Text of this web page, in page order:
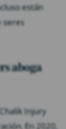
están
seres
aboga
Injury
En 2020,